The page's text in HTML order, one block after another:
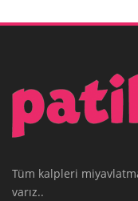
Tüm kalpleri
varız..